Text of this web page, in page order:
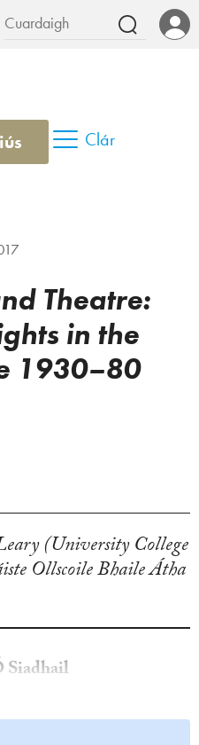
Clár
Theatre:
in the
1930–80
(University College
Ollscoile Bhaile Átha
Siadhail